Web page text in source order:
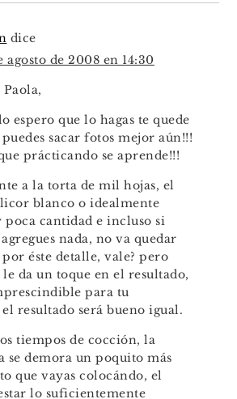
dice
agosto de 2008 en 14:30
espero que lo hagas te quede
sacar fotos mejor aún!!!
prácticando se aprende!!!
a la torta de mil hojas, el
blanco o idealmente
poca cantidad e incluso si
nada, no va quedar
éste detalle, vale? pero
da un toque en el resultado,
para tu
resultado será bueno igual.
tiempos de cocción, la
se demora un poquito más
que vayas colocándo, el
lo suficientemente